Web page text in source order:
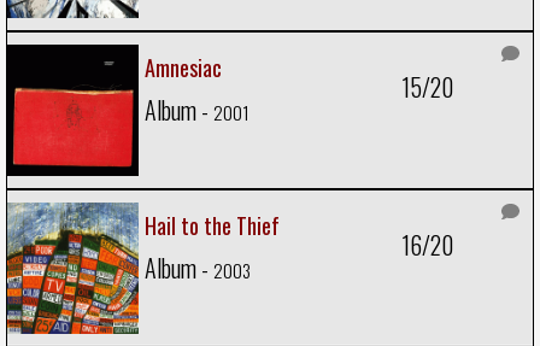
Amnesiac
Album - 2001
15/20
Hail to the Thief
Album - 2003
16/20